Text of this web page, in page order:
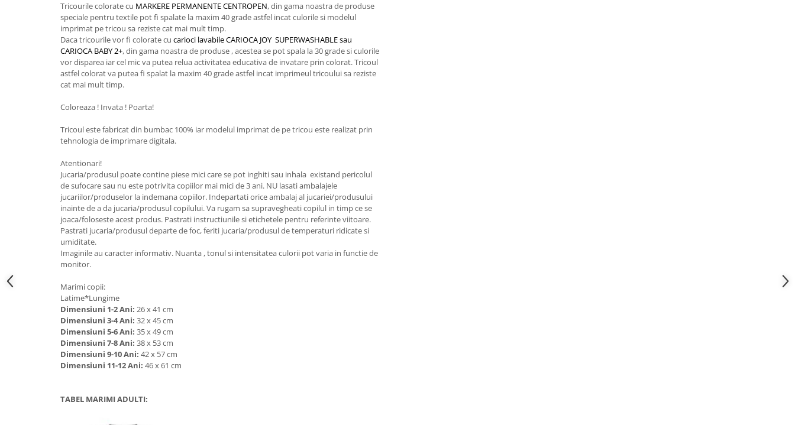
Tricourile colorate cu MARKERE PERMANENTE CENTROPEN, din gama noastra de produse
speciale pentru textile pot fi spalate la maxim 40 grade astfel incat culorile si modelul
imprimat pe tricou sa reziste cat mai mult timp.
Daca tricourile vor fi colorate cu carioci lavabile CARIOCA JOY SUPERWASHABLE sau
CARIOCA BABY 2+, din gama noastra de produse , acestea se pot spala la 30 grade si culorile
vor disparea iar cel mic va putea relua activitatea educativa de invatare prin colorat. Tricoul
astfel colorat va putea fi spalat la maxim 40 grade astfel incat imprimeul tricoului sa reziste
cat mai mult timp.
Coloreaza ! Invata ! Poarta!
Tricoul este fabricat din bumbac 100% iar modelul imprimat de pe tricou este realizat prin
tehnologia de imprimare digitala.
Atentionari!
Jucaria/produsul poate contine piese mici care se pot inghiti sau inhala existand pericolul
de sufocare sau nu este potrivita copiilor mai mici de 3 ani. NU lasati ambalajele
jucariilor/produselor la indemana copiilor. Indepartati orice ambalaj al jucariei/produsului
inainte de a da jucaria/produsul copilului. Va rugam sa supravegheati copilul in timp ce se
joaca/foloseste acest produs. Pastrati instructiunile si etichetele pentru referinte viitoare.
Pastrati jucaria/produsul departe de foc, feriti jucaria/produsul de temperaturi ridicate si
umiditate.
Imaginile au caracter informativ. Nuanta , tonul si intensitatea culorii pot varia in functie de
monitor.
Marimi copii:
Latime*Lungime
Dimensiuni 1-2 Ani: 26 x 41 cm
Dimensiuni 3-4 Ani: 32 x 45 cm
Dimensiuni 5-6 Ani: 35 x 49 cm
Dimensiuni 7-8 Ani: 38 x 53 cm
Dimensiuni 9-10 Ani: 42 x 57 cm
Dimensiuni 11-12 Ani: 46 x 61 cm
TABEL MARIMI ADULTI: